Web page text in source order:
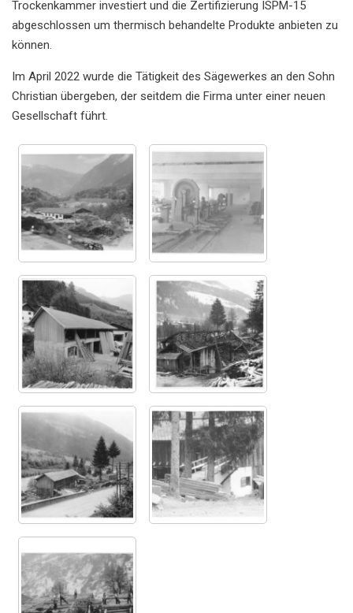
Trockenkammer investiert und die Zertifizierung ISPM-15
abgeschlossen um thermisch behandelte Produkte anbieten zu
können.
Im April 2022 wurde die Tätigkeit des Sägewerkes an den Sohn
Christian übergeben, der seitdem die Firma unter einer neuen
Gesellschaft führt.